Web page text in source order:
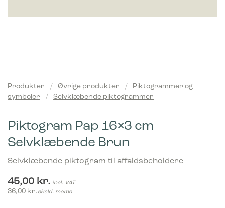
Produkter / Øvrige produkter /
Piktogrammer og
symboler
/ Selvklæbende piktogrammer
Piktogram Pap 16×3 cm
Selvklæbende Brun
Selvklæbende piktogram til affaldsbeholdere
45,00 kr. incl. VAT
36,00 kr.ekskl. moms